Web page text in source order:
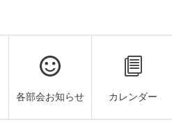
各部会お知らせ カレンダー